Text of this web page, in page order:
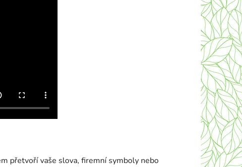
přetvoří vaše slova, firemní symboly nebo